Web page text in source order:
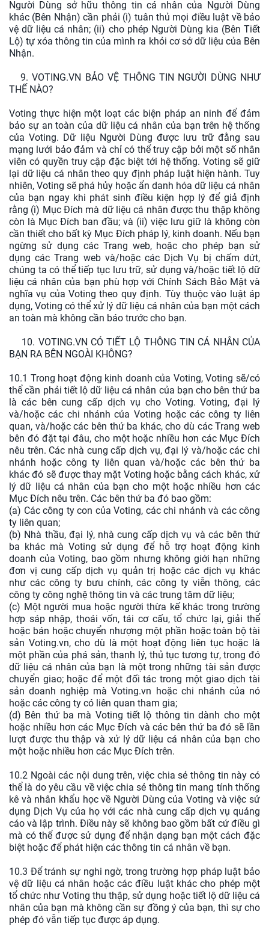
Người Dùng sở hữu thông tin cá nhân của Người Dùng
khác (Bên Nhận) cần phải (i) tuân thủ mọi điều luật về bảo
vệ dữ liệu cá nhân; (ii) cho phép Người Dùng kia (Bên Tiết
Lộ) tự xóa thông tin của mình ra khỏi cơ sở dữ liệu của Bên
Nhận.
9. VOTING.VN BẢO VỆ THÔNG TIN NGƯỜI DÙNG NHƯ
THẾ NÀO?
Voting thực hiện một loạt các biện pháp an ninh để đảm
bảo sự an toàn của dữ liệu cá nhân của bạn trên hệ thống
của Voting. Dữ liệu Người Dùng được lưu trữ đằng sau
mạng lưới bảo đảm và chỉ có thể truy cập bởi một số nhân
viên có quyền truy cập đặc biệt tới hệ thống. Voting sẽ giữ
lại dữ liệu cá nhân theo quy định pháp luật hiện hành. Tuy
nhiên, Voting sẽ phá hủy hoặc ẩn danh hóa dữ liệu cá nhân
của bạn ngay khi phát sinh điều kiện hợp lý để giả định
rằng (i) Mục Đích mà dữ liệu cá nhân được thu thập không
còn là Mục Đích ban đầu; và (ii) việc lưu giữ là không còn
cần thiết cho bất kỳ Mục Đích pháp lý, kinh doanh. Nếu bạn
ngừng sử dụng các Trang web, hoặc cho phép bạn sử
dụng các Trang web và/hoặc các Dịch Vụ bị chấm dứt,
chúng ta có thể tiếp tục lưu trữ, sử dụng và/hoặc tiết lộ dữ
liệu cá nhân của bạn phù hợp với Chính Sách Bảo Mật và
nghĩa vụ của Voting theo quy định. Tùy thuộc vào luật áp
dụng, Voting có thể xử lý dữ liệu cá nhân của bạn một cách
an toàn mà không cần báo trước cho bạn.
10. VOTING.VN CÓ TIẾT LỘ THÔNG TIN CÁ NHÂN CỦA
BẠN RA BÊN NGOÀI KHÔNG?
10.1 Trong hoạt động kinh doanh của Voting, Voting sẽ/có
thể cần phải tiết lộ dữ liệu cá nhân của bạn cho bên thứ ba
là các bên cung cấp dịch vụ cho Voting. Voting, đại lý
và/hoặc các chi nhánh của Voting hoặc các công ty liên
quan, và/hoặc các bên thứ ba khác, cho dù các Trang web
bên đó đặt tại đâu, cho một hoặc nhiều hơn các Mục Đích
nêu trên. Các nhà cung cấp dịch vụ, đại lý và/hoặc các chi
nhánh hoặc công ty liên quan và/hoặc các bên thứ ba
khác đó sẽ được thay mặt Voting hoặc bằng cách khác, xử
lý dữ liệu cá nhân của bạn cho một hoặc nhiều hơn các
Mục Đích nêu trên. Các bên thứ ba đó bao gồm:
(a) Các công ty con của Voting, các chi nhánh và các công
ty liên quan;
(b) Nhà thầu, đại lý, nhà cung cấp dịch vụ và các bên thứ
ba khác mà Voting sử dụng để hỗ trợ hoạt động kinh
doanh của Voting, bao gồm nhưng không giới hạn những
đơn vị cung cấp dịch vụ quản trị hoặc các dịch vụ khác
như các công ty bưu chính, các công ty viễn thông, các
công ty công nghệ thông tin và các trung tâm dữ liệu;
(c) Một người mua hoặc người thừa kế khác trong trường
hợp sáp nhập, thoái vốn, tái cơ cấu, tổ chức lại, giải thể
hoặc bán hoặc chuyển nhượng một phần hoặc toàn bộ tài
sản Voting.vn, cho dù là một hoạt động liên tục hoặc là
một phần của phá sản, thanh lý, thủ tục tương tự, trong đó
dữ liệu cá nhân của bạn là một trong những tài sản được
chuyển giao; hoặc để một đối tác trong một giao dịch tài
sản doanh nghiệp mà Voting.vn hoặc chi nhánh của nó
hoặc các công ty có liên quan tham gia;
(d) Bên thứ ba mà Voting tiết lộ thông tin dành cho một
hoặc nhiều hơn các Mục Đích và các bên thứ ba đó sẽ lần
lượt được thu thập và xử lý dữ liệu cá nhân của bạn cho
một hoặc nhiều hơn các Mục Đích trên.
10.2 Ngoài các nội dung trên, việc chia sẻ thông tin này có
thể là do yêu cầu về việc chia sẻ thông tin mang tính thống
kê và nhân khẩu học về Người Dùng của Voting và việc sử
dụng Dịch Vụ của họ với các nhà cung cấp dịch vụ quảng
cáo và lập trình. Điều này sẽ không bao gồm bất cứ điều gì
mà có thể được sử dụng để nhận dạng bạn một cách đặc
biệt hoặc để phát hiện các thông tin cá nhân về bạn.
10.3 Để tránh sự nghi ngờ, trong trường hợp pháp luật bảo
vệ dữ liệu cá nhân hoặc các điều luật khác cho phép một
tổ chức như Voting thu thập, sử dụng hoặc tiết lộ dữ liệu cá
nhân của bạn mà không cần sự đồng ý của bạn, thì sự cho
phép đó vẫn tiếp tục được áp dụng.